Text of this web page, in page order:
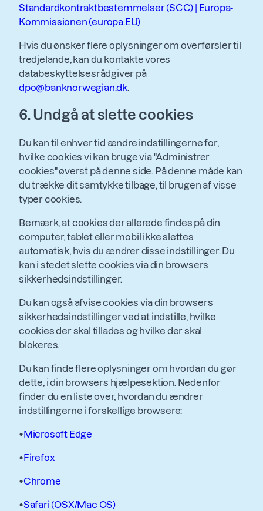
Standardkontraktbestemmelser (SCC) | Europa-
Kommissionen (europa.EU)
Hvis du ønsker flere oplysninger om overførsler til
tredjelande, kan du kontakte vores
databeskyttelsesrådgiver på
dpo@banknorwegian.dk.
6. Undgå at slette cookies
Du kan til enhver tid ændre indstillingerne for,
hvilke cookies vi kan bruge via "Administrer
cookies" øverst på denne side. På denne måde kan
du trække dit samtykke tilbage, til brugen af visse
typer cookies.
Bemærk, at cookies der allerede findes på din
computer, tablet eller mobil ikke slettes
automatisk, hvis du ændrer disse indstillinger. Du
kan i stedet slette cookies via din browsers
sikkerhedsindstillinger.
Du kan også afvise cookies via din browsers
sikkerhedsindstillinger ved at indstille, hvilke
cookies der skal tillades og hvilke der skal
blokeres.
Du kan finde flere oplysninger om hvordan du gør
dette, i din browsers hjælpesektion. Nedenfor
finder du en liste over, hvordan du ændrer
indstillingerne i forskellige browsere:
•Microsoft Edge
•Firefox
•Chrome
•Safari (OSX/Mac OS)